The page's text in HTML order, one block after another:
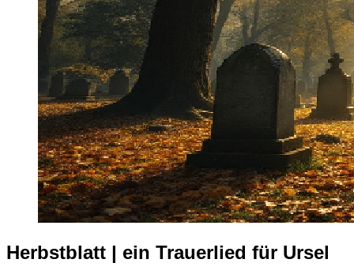
Herbstblatt | ein Trauerlied für Ursel